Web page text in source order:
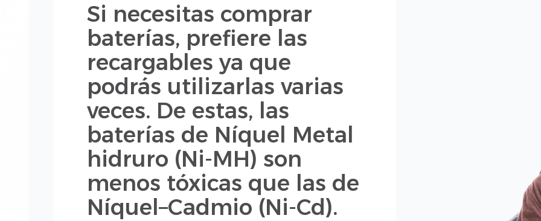
Si necesitas comprar
baterías, prefiere las
recargables ya que
podrás utilizarlas varias
veces. De estas, las
baterías de Níquel Metal
hidruro (Ni-MH) son
menos tóxicas que las de
Níquel–Cadmio (Ni-Cd).